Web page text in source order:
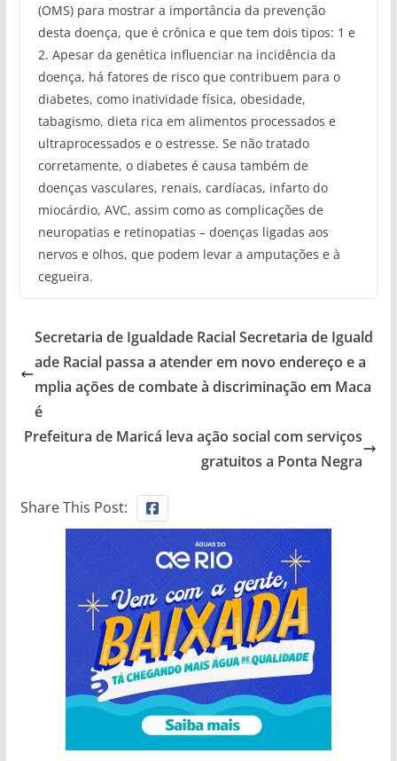
(OMS) para mostrar a importância da prevenção
desta doença, que é crônica e que tem dois tipos: 1 e
2. Apesar da genética influenciar na incidência da
doença, há fatores de risco que contribuem para o
diabetes, como inatividade física, obesidade,
tabagismo, dieta rica em alimentos processados e
ultraprocessados e o estresse. Se não tratado
corretamente, o diabetes é causa também de
doenças vasculares, renais, cardíacas, infarto do
miocárdio, AVC, assim como as complicações de
neuropatias e retinopatias – doenças ligadas aos
nervos e olhos, que podem levar a amputações e à
cegueira.
Secretaria de Igualdade Racial Secretaria de Iguald
ade Racial passa a atender em novo endereço e a
mplia ações de combate à discriminação em Maca
é
Prefeitura de Maricá leva ação social com serviços
gratuitos a Ponta Negra
Share This Post: